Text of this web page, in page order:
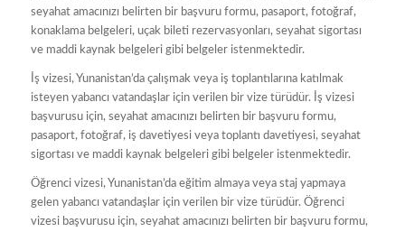
seyahat amacınızı belirten bir başvuru formu, pasaport, fotoğraf,
konaklama belgeleri, uçak bileti rezervasyonları, seyahat sigortası
ve maddi kaynak belgeleri gibi belgeler istenmektedir.
İş vizesi, Yunanistan’da çalışmak veya iş toplantılarına katılmak
isteyen yabancı vatandaşlar için verilen bir vize türüdür. İş vizesi
başvurusu için, seyahat amacınızı belirten bir başvuru formu,
pasaport, fotoğraf, iş davetiyesi veya toplantı davetiyesi, seyahat
sigortası ve maddi kaynak belgeleri gibi belgeler istenmektedir.
Öğrenci vizesi, Yunanistan’da eğitim almaya veya staj yapmaya
gelen yabancı vatandaşlar için verilen bir vize türüdür. Öğrenci
vizesi başvurusu için, seyahat amacınızı belirten bir başvuru formu,